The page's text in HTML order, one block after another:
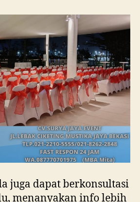
juga dapat berkonsultasi
menanyakan info lebih